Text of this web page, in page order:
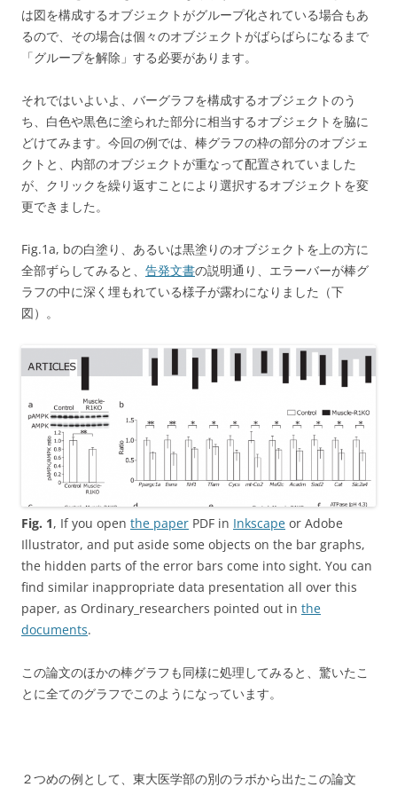
は図を構成するオブジェクトがグループ化されている場合もあ
るので、その場合は個々のオブジェクトがばらばらになるまで
「グループを解除」する必要があります。
それではいよいよ、バーグラフを構成するオブジェクトのう
ち、白色や黒色に塗られた部分に相当するオブジェクトを脇に
どけてみます。今回の例では、棒グラフの枠の部分のオブジェ
クトと、内部のオブジェクトが重なって配置されていました
が、クリックを繰り返すことにより選択するオブジェクトを変
更できました。
Fig.1a, bの白塗り、あるいは黒塗りのオブジェクトを上の方に
全部ずらしてみると、 告発文書の説明通り、エラーバーが棒グ
ラフの中に深く埋もれている様子が露わになりました（下
図）。
Fig. 1, If you open the paper PDF in Inkscape or Adobe
Illustrator, and put aside some objects on the bar graphs,
the hidden parts of the error bars come into sight. You can
find similar inappropriate data presentation all over this
paper, as Ordinary_researchers pointed out in the
documents.
この論文のほかの棒グラフも同様に処理してみると、驚いたこ
とに全てのグラフでこのようになっています。
２つめの例として、東大医学部の別のラボから出たこの論文